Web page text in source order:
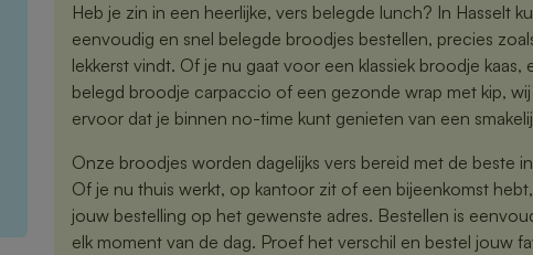
Heb je zin in een heerlijke, vers belegde lunch? In Hasselt
eenvoudig en snel belegde broodjes bestellen, precies
lekkerst vindt. Of je nu gaat voor een klassiek broodje kaas,
belegd broodje carpaccio of een gezonde wrap met kip,
ervoor dat je binnen no-time kunt genieten van een
Onze broodjes worden dagelijks vers bereid met de beste
Of je nu thuis werkt, op kantoor zit of een bijeenkomst
jouw bestelling op het gewenste adres. Bestellen is
elk moment van de dag. Proef het verschil en bestel jouw